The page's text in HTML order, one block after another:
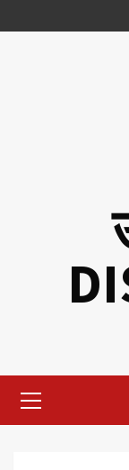
to
Menu